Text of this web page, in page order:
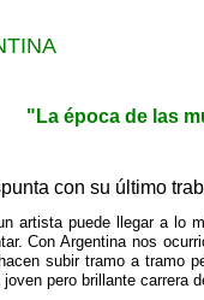
"La época de las
con su último
artista puede llegar a lo
Con Argentina nos
subir tramo a tramo
pero brillante carrera